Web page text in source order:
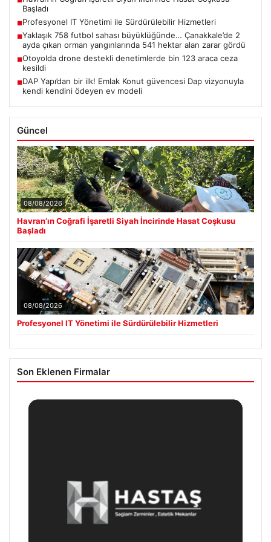
Başladı
■Profesyonel IT Yönetimi ile Sürdürülebilir Hizmetleri
■Yaklaşık 758 futbol sahası büyüklüğünde… Çanakkale’de 2
ayda çıkan orman yangınlarında 541 hektar alan zarar gördü
■Otoyolda drone destekli denetimlerde bin 123 araca ceza
kesildi
■DAP Yapı’dan bir ilk! Emlak Konut güvencesi Dap vizyonuyla
kendi kendini ödeyen ev modeli
Güncel
08/08/2026
Havran’ın Coğrafi İşaretli Siyah İncirinde Hasat Coşkusu
Başladı
08/08/2026
Profesyonel IT Yönetimi ile Sürdürülebilir Hizmetleri
Son Eklenen Firmalar